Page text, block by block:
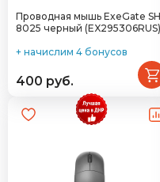
Проводная мышь ExeGate
8025 черный (EX295306RUS)
+ начислим 4 бонусов
400 руб.